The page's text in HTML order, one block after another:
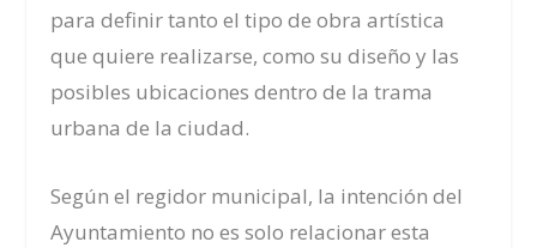
para definir tanto el tipo de obra artística
que quiere realizarse, como su diseño y las
posibles ubicaciones dentro de la trama
urbana de la ciudad.
Según el regidor municipal, la intención del
Ayuntamiento no es solo relacionar esta